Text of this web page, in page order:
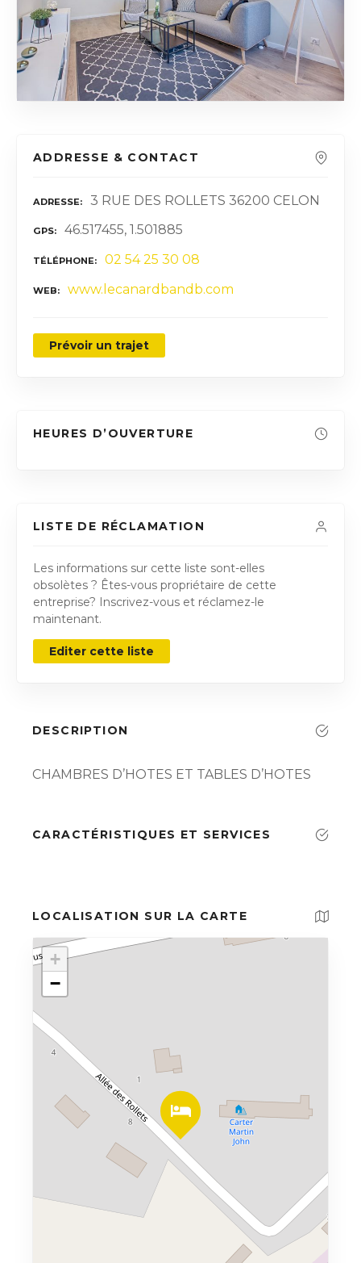
ADDRESSE & CONTACT
ADRESSE 3 RUE DES ROLLETS 36200 CELON
GPS 46.517455, 1.501885
TÉLÉPHONE 02 54 25 30 08
WEB www.lecanardbandb.com
Prévoir un trajet
HEURES D’OUVERTURE
LISTE DE RÉCLAMATION
Les informations sur cette liste sont-elles
obsolètes ? Êtes-vous propriétaire de cette
entreprise? Inscrivez-vous et réclamez-le
maintenant.
Editer cette liste
DESCRIPTION
CHAMBRES D’HOTES ET TABLES D’HOTES
CARACTÉRISTIQUES ET SERVICES
LOCALISATION SUR LA CARTE
+
−